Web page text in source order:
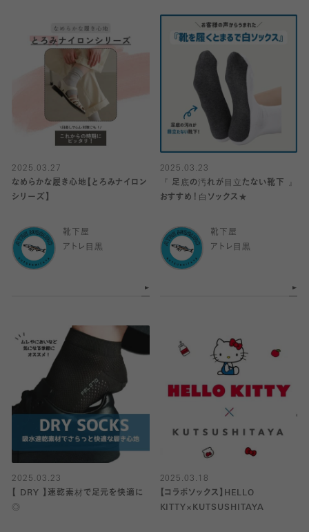
2025.03.27
なめらかな履き心地【とろみナイロン
シリーズ】
靴下屋
アトレ目黒
2025.03.23
『 足底の汚れが目立たない靴下 』
おすすめ！白ソックス★
靴下屋
アトレ目黒
2025.03.23
【 DRY 】速乾素材で足元を快適に
◎
2025.03.18
【コラボソックス】HELLO
KITTY×KUTSUSHITAYA